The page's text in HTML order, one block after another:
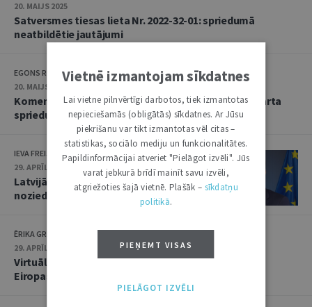
20. MAIJS 2025
Satversmes tiesas lieta Nr. 2022-32-01: spriedumā
neatbildētie jautājumi
EGONS RUSANOVS, SANTA OBORENKO, LINDA LIELBRIEDE
20. MAIJS 2025
Komentārs par Satversmes tiesas 2025. gada 14. marta
spriedumu
IEVA FREIJA-PEKATI
29. APRĪLIS 2025
Latvijā ir veiksmīgi atrisināta
noziedzīgi iegūtu līdzekļu atgūšana
ĒRIKA GRIBONIKA
29. APRĪLIS 2025
Virtuālās pasaules tepat līdzās: “kibermazgāšana”
Eiropas Savienībā
Vietnē izmantojam sīkdatnes
Lai vietne pilnvērtīgi darbotos, tiek izmantotas
nepieciešamās (obligātās) sīkdatnes. Ar Jūsu
piekrišanu var tikt izmantotas vēl citas –
statistikas, sociālo mediju un funkcionalitātes.
Papildinformācijai atveriet "Pielāgot izvēli". Jūs
varat jebkurā brīdī mainīt savu izvēli,
atgriežoties šajā vietnē. Plašāk – sīkdatņu
politikā.
PIEŅEMT VISAS
PIELĀGOT IZVĒLI